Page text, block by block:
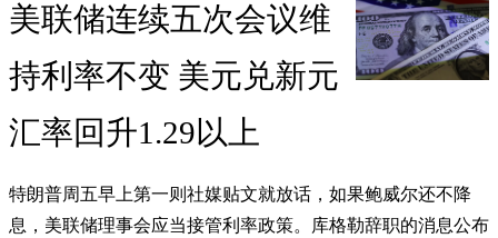
美联储连续五次会议维
持利率不变 美元兑新元
汇率回升1.29以上
特朗普周五早上第一则社媒贴文就放话，如果鲍威尔还不降
息，美联储理事会应当接管利率政策。库格勒辞职的消息公布